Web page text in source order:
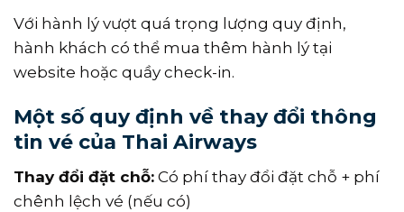
Với hành lý vượt quá trọng lượng quy định,
hành khách có thể mua thêm hành lý tại
website hoặc quầy check-in.
Một số quy định về thay đổi thông
tin vé của Thai Airways
Thay đổi đặt chỗ: Có phí thay đổi đặt chỗ + phí
chênh lệch vé (nếu có)